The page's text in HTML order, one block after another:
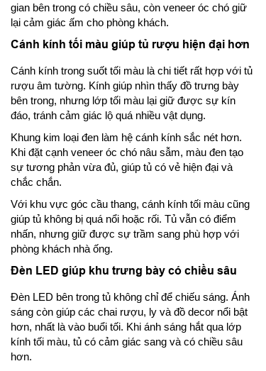
gian bên trong có chiều sâu, còn veneer óc chó giữ
lại cảm giác ấm cho phòng khách.
Cánh kính tối màu giúp tủ rượu hiện đại hơn
Cánh kính trong suốt tối màu là chi tiết rất hợp với tủ
rượu âm tường. Kính giúp nhìn thấy đồ trưng bày
bên trong, nhưng lớp tối màu lại giữ được sự kín
đáo, tránh cảm giác lộ quá nhiều vật dụng.
Khung kim loại đen làm hệ cánh kính sắc nét hơn.
Khi đặt cạnh veneer óc chó nâu sẫm, màu đen tạo
sự tương phản vừa đủ, giúp tủ có vẻ hiện đại và
chắc chắn.
Với khu vực góc cầu thang, cánh kính tối màu cũng
giúp tủ không bị quá nổi hoặc rối. Tủ vẫn có điểm
nhấn, nhưng giữ được sự trầm sang phù hợp với
phòng khách nhà ống.
Đèn LED giúp khu trưng bày có chiều sâu
Đèn LED bên trong tủ không chỉ để chiếu sáng. Ánh
sáng còn giúp các chai rượu, ly và đồ decor nổi bật
hơn, nhất là vào buổi tối. Khi ánh sáng hắt qua lớp
kính tối màu, tủ có cảm giác sang và có chiều sâu
hơn.